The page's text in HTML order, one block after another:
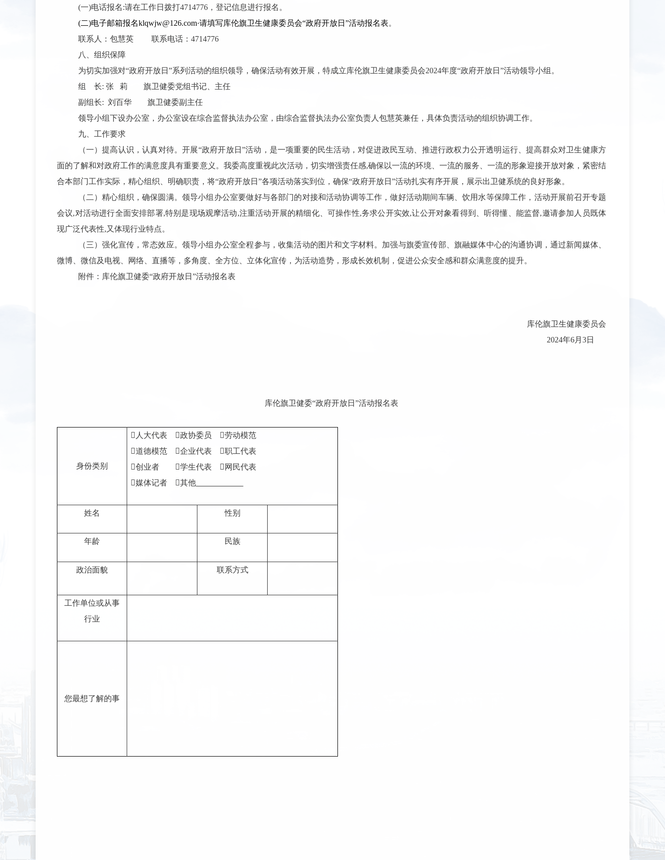
(一)电话报名:请在工作日拨打4714776，登记信息进行报名。
(二)电子邮箱报名klqwjw@126.com·请填写库伦旗卫生健康委员会“政府开放日”活动报名表。
联系人：包慧英
联系电话：4714776
八、组织保障
为切实加强对“政府开放日”系列活动的组织领导，确保活动有效开展，特成立库伦旗卫生健康委员会2024年度“政府开放日”活动领导小组。
组
长: 张 莉
旗卫健委党组书记、主任
副组长: 刘百华
旗卫健委副主任
领导小组下设办公室，办公室设在综合监督执法办公室，由综合监督执法办公室负责人包慧英兼任，具体负责活动的组织协调工作。
九、工作要求
（一）提高认识，认真对待。开展“政府开放日”活动，是一项重要的民生活动，对促进政民互动、推进行政权力公开透明运行、提高群众对卫生健康方
面的了解和对政府工作的满意度具有重要意义。我委高度重视此次活动，切实增强责任感,确保以一流的环境、一流的服务、一流的形象迎接开放对象，紧密结
合本部门工作实际，精心组织、明确职责，将“政府开放日”各项活动落实到位，确保“政府开放日”活动扎实有序开展，展示出卫健系统的良好形象。
（二）精心组织，确保圆满。 领导小组办公室要做好与各部门的对接和活动协调等工作，做好活动期间车辆、饮用水等保障工作，活动开展前召开专题
会议,对活动进行全面安排部署,特别是现场观摩活动,注重活动开展的精细化、可操作性,务求公开实效,让公开对象看得到、听得懂、能监督,邀请参加人员既体
现广泛代表性,又体现行业特点。
（三）强化宣传，常态效应。 领导小组办公室全程参与，收集活动的图片和文字材料。加强与旗委宣传部、旗融媒体中心的沟通协调，通过新闻媒体、
微博、微信及电视、网络、直播等，多角度、全方位、立体化宣传，为活动造势，形成长效机制，促进公众安全感和群众满意度的提升。
附件：库伦旗卫健委“政府开放日”活动报名表
库伦旗卫生健康委员会
2024年6月3日
库伦旗卫健委“政府开放日”活动报名表
身份类别
 人大代表 政协委员 劳动模范
道德模范 企业代表 职工代表
创业者 学生代表  网民代表
媒体记者 其他
姓名 性别
年龄 民族
政治面貌 联系方式
工作单位或从事
行业
您最想了解的事